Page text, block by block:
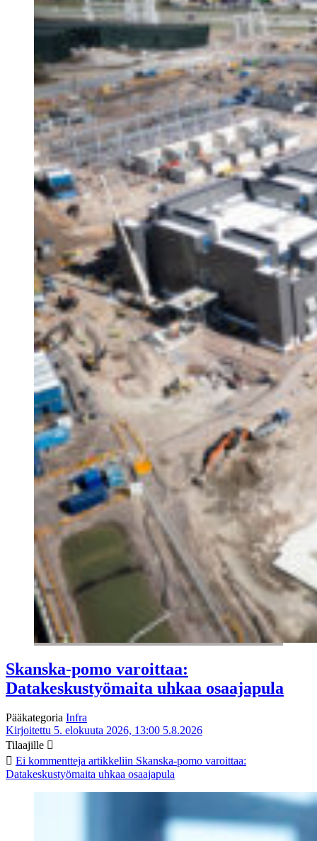
Skanska-pomo varoittaa:
Datakeskustyömaita uhkaa osaajapula
Pääkategoria Infra
Kirjoitettu 5. elokuuta 2026, 13:00 5.8.2026
Tilaajille
Ei kommentteja artikkeliin Skanska-pomo varoittaa:
Datakeskustyömaita uhkaa osaajapula